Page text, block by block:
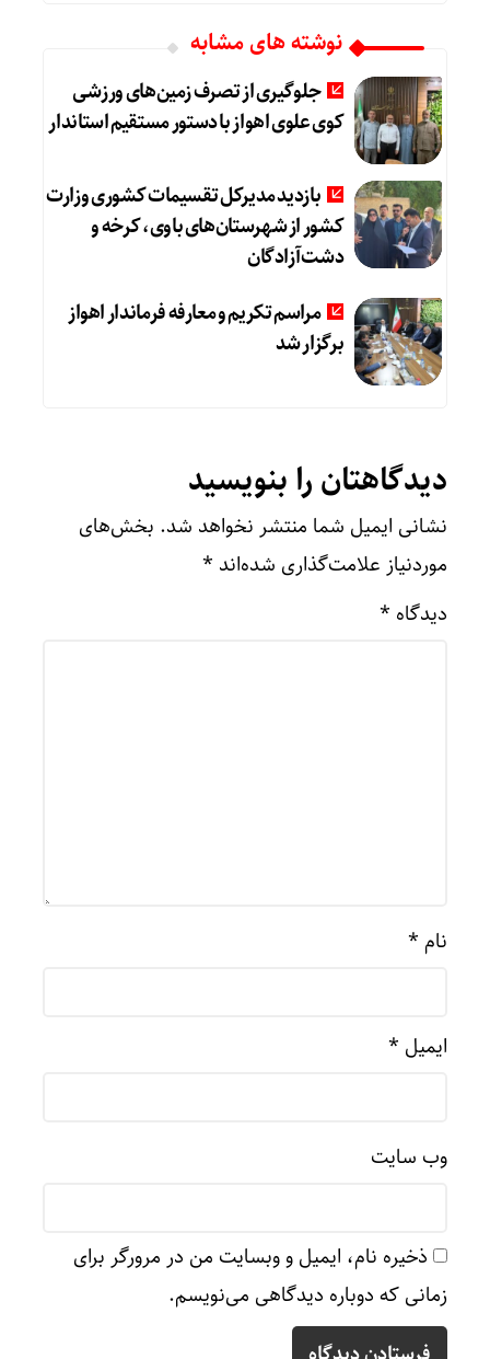
نوشته های مشابه
جلوگیری از تصرف زمین‌های ورزشی
کوی علوی اهواز با دستور مستقیم استاندار
بازدید مدیرکل تقسیمات کشوری وزارت
کشور از شهرستان‌های باوی، کرخه و
دشت‌آزادگان
مراسم تکریم و معارفه فرماندار اهواز
برگزار شد
دیدگاهتان را بنویسید
نشانی ایمیل شما منتشر نخواهد شد. بخش‌های
موردنیاز علامت‌گذاری شده‌اند *
دیدگاه *
نام *
ایمیل *
وب‌ سایت
ذخیره نام، ایمیل و وبسایت من در مرورگر برای
زمانی که دوباره دیدگاهی می‌نویسم.